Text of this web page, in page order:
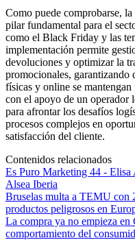
Como puede comprobarse,
pilar fundamental para el
como el Black Friday y las
implementación permite
devoluciones y optimizar la
promocionales, garantizando
físicas y online se
con el apoyo de un operador
para afrontar los desafíos
procesos complejos en
satisfacción del cliente.
Contenidos relacionados
Es Puro Marketing 44 - Elisa
Alsea Iberia
Bruselas multa a TEMU con
productos peligrosos en
La compra ya no empieza en
comportamiento del